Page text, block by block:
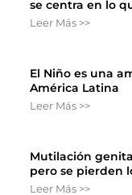
se centra en lo
Leer Más >>
El Niño es una
América Latina
Leer Más >>
Mutilación
pero se pierden
Leer Más >>